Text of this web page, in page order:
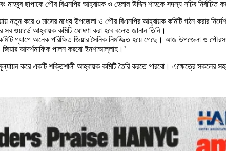
ছাপাকে পৌর বিএনপির আহ্বায়ক ও হেলাল উদ্দিন শাহকে সদস্য সচিব নির্বাচিত
নতুন করে ৩ মাসের মধ্যে উপজেলা ও পৌর বিএনপির আহ্বায়ক কমিটি গঠন করার
ওয়ার্ডে আহ্বায়ক কমিটি ঘোষণা করা হবে বলেও জানান তিনি।
কমিটি গ্যাপে অনেক পরিক্ষিত জিয়ার সৈনিক নিমজ্জিত হয়ে গেছে। আজ উপজেলা ও
জিয়ার আদর্শমাফিক পালন করবো ইনশাআল্লাহ।’
করে একটি শক্তিশালী আহ্বায়ক কমিটি তৈরি করতে পারবো। এক্ষেত্রে সকলের